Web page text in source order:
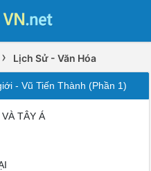
› Lịch Sử - Văn Hóa
- Vũ Tiến Thành (Phần 1)
TÂY Á